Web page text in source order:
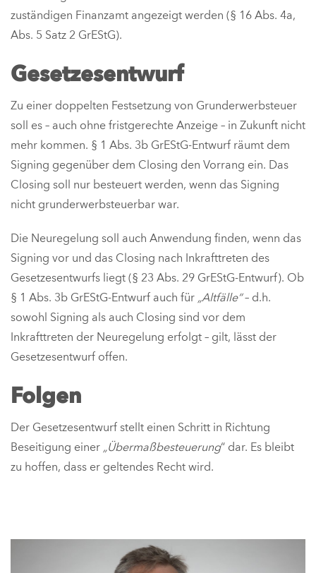
zuständigen Finanzamt angezeigt werden (§ 16 Abs. 4a,
Abs. 5 Satz 2 GrEStG).
Gesetzesentwurf
Zu einer doppelten Festsetzung von Grunderwerbsteuer
soll es – auch ohne fristgerechte Anzeige – in Zukunft nicht
mehr kommen. § 1 Abs. 3b GrEStG-Entwurf räumt dem
Signing gegenüber dem Closing den Vorrang ein. Das
Closing soll nur besteuert werden, wenn das Signing
nicht grunderwerbsteuerbar war.
Die Neuregelung soll auch Anwendung finden, wenn das
Signing vor und das Closing nach Inkrafttreten des
Gesetzesentwurfs liegt (§ 23 Abs. 29 GrEStG-Entwurf). Ob
§ 1 Abs. 3b GrEStG-Entwurf auch für „Altfälle“– d.h.
sowohl Signing als auch Closing sind vor dem
Inkrafttreten der Neuregelung erfolgt – gilt, lässt der
Gesetzesentwurf offen.
Folgen
Der Gesetzesentwurf stellt einen Schritt in Richtung
Beseitigung einer „Übermaßbesteuerung“ dar. Es bleibt
zu hoffen, dass er geltendes Recht wird.